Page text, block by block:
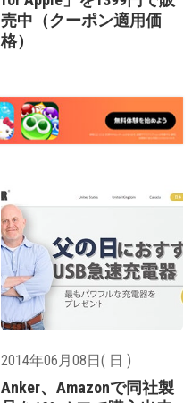
売中（クーポン適用価
格）
2014年06月08日( 日 )
Anker、Amazonで同社製